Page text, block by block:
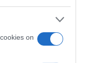
on